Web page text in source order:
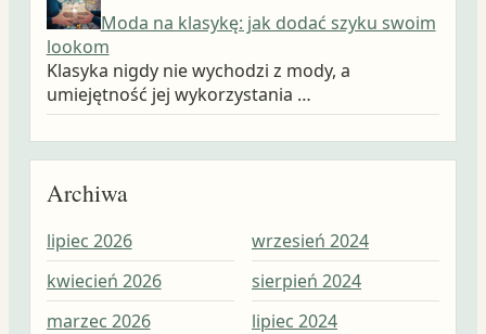
Moda na klasykę: jak dodać szyku swoim
lookom
Klasyka nigdy nie wychodzi z mody, a
umiejętność jej wykorzystania …
Archiwa
lipiec 2026
kwiecień 2026
marzec 2026
wrzesień 2024
sierpień 2024
lipiec 2024